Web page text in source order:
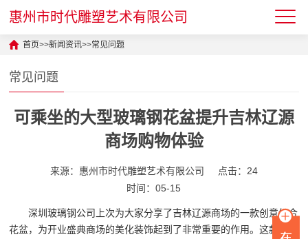
惠州市时代雕塑艺术有限公司
首页>>新闻资讯>>常见问题
常见问题
可乘坐的大型玻璃钢花盆提升吉林辽源
商场购物体验
来源：惠州市时代雕塑艺术有限公司
点击：24
时间：05-15
深圳玻璃钢公司上次为大家分享了吉林辽源商场的一款创意组合
花盆，为开业盛典商场的美化装饰起到了非常重要的作用。这款只有